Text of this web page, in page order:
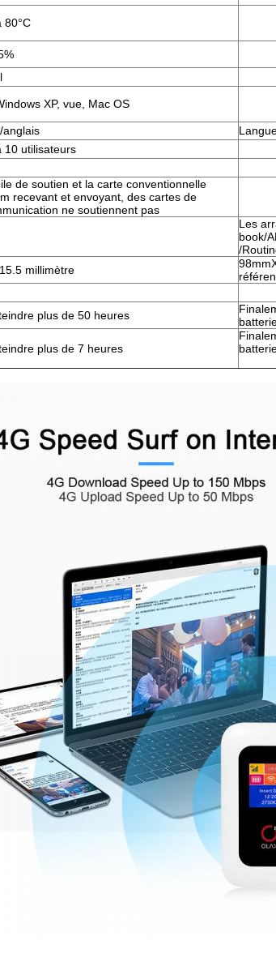
80°C
XP, vue, Mac OS
anglais
10 utilisateurs
de soutien et la carte conventionnelle
recevant et envoyant, des cartes de
ne soutiennent pas
Les
book/
/
millimètre
plus de 50 heures
plus de 7 heures